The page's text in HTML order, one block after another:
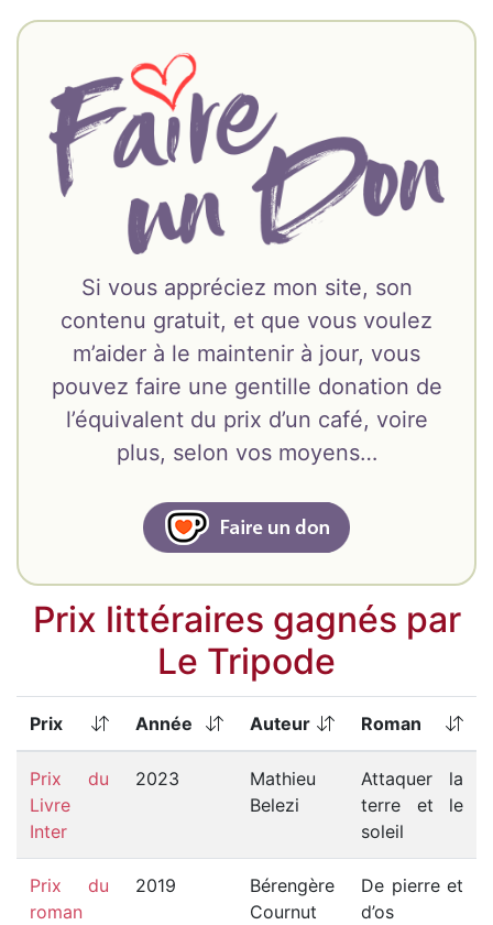
Si vous appréciez mon site, son
contenu gratuit, et que vous voulez
m’aider à le maintenir à jour, vous
pouvez faire une gentille donation de
l’équivalent du prix d’un café, voire
plus, selon vos moyens…
Prix littéraires gagnés par
Le Tripode
Prix Année Auteur Roman
Prix du
Livre
Inter
2023
Mathieu
Belezi
Attaquer la
terre et le
soleil
Prix du
roman
2019
Bérengère
Cournut
De pierre et
d’os